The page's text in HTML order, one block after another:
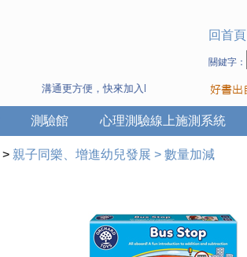
溝通更方便，快來加入Line 與 Wechat ~
回首頁
關鍵字：
心理測驗線上施測系統
測驗館
> 親子同樂、增進幼兒發展 > 數量加減